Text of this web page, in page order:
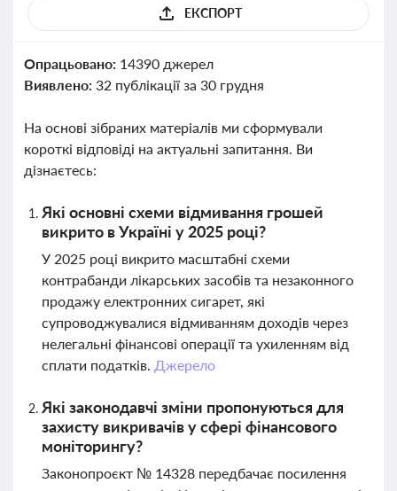
ЕКСПОРТ
Опрацьовано: 14390 джерел
Виявлено: 32 публікації за 30 грудня
На основі зібраних матеріалів ми сформували
короткі відповіді на актуальні запитання. Ви
дізнаєтесь:
Які основні схеми відмивання грошей
викрито в Україні у 2025 році?
У 2025 році викрито масштабні схеми
контрабанди лікарських засобів та незаконного
продажу електронних сигарет, які
супроводжувалися відмиванням доходів через
нелегальні фінансові операції та ухиленням від
сплати податків. Джерело
Які законодавчі зміни пропонуються для
захисту викривачів у сфері фінансового
моніторингу?
Законопроєкт № 14328 передбачає посилення